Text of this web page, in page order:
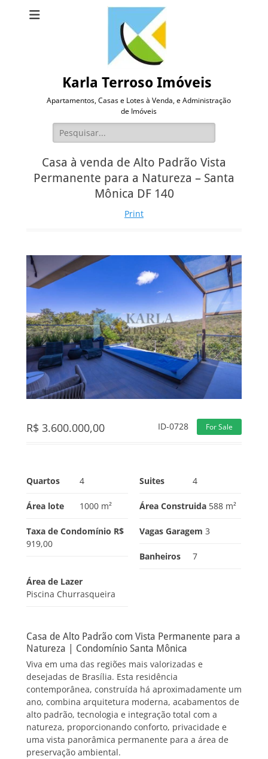
Karla Terroso Imóveis
Apartamentos, Casas e Lotes à Venda, e Administração
de Imóveis
Pesquisar
por:
Casa à venda de Alto Padrão Vista
Permanente para a Natureza – Santa
Mônica DF 140
Print
R$ 3.600.000,00 ID-0728 For Sale
Quartos 4 Suites 4
Área lote 1000 m² Área Construida 588 m²
Taxa de Condomínio R$
919,00
Vagas Garagem 3
Banheiros 7
Área de Lazer
Piscina Churrasqueira
Casa de Alto Padrão com Vista Permanente para a
Natureza | Condomínio Santa Mônica
Viva em uma das regiões mais valorizadas e
desejadas de Brasília. Esta residência
contemporânea, construída há aproximadamente um
ano, combina arquitetura moderna, acabamentos de
alto padrão, tecnologia e integração total com a
natureza, proporcionando conforto, privacidade e
uma vista panorâmica permanente para a área de
preservação ambiental.